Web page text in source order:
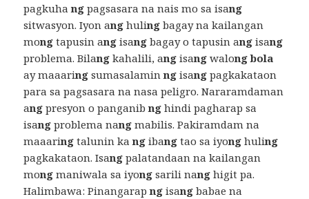
pagkuhang pagsasara na nais mo sa isang
sitwasyon. Iyon ang huling bagay na kailangan
mong tapusin ang isang bagay o tapusin ang isang
problema. Bilang kahalili, ang isang walong bola
ay maaaring sumasalaminng isang pagkakataon
para sa pagsasara na nasa peligro. Nararamdaman
ang presyon o panganibng hindi pagharap sa
isang problema nang mabilis. Pakiramdam na
maaaring talunin kang ibang tao sa iyong huling
pagkakataon. Isang palatandaan na kailangan
mong maniwala sa iyong sarili nang higit pa.
Halimbawa: Pinangarapng isang babae na